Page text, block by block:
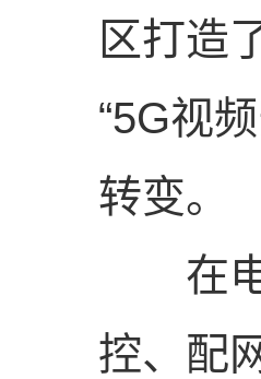
区打造
“5G视
转变。
在电
控、配